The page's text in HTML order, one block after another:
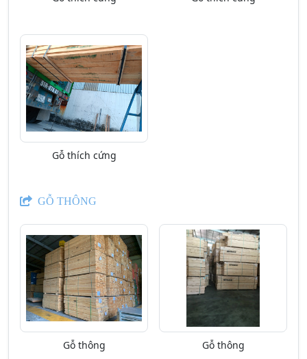
Gỗ thích cứng
GỖ THÔNG
Gỗ thông Gỗ thông